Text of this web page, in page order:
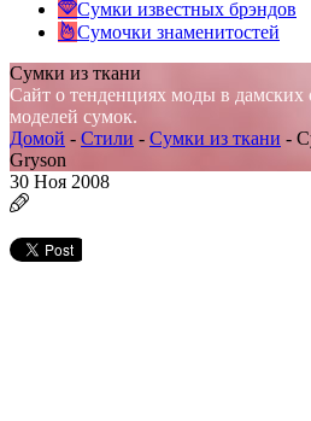
Сумки известных брэндов
Сумочки знаменитостей
Сумки из ткани
Сайт о тенденциях моды в
моделей сумок.
Домой - Стили - Сумки из ткани -
Gryson
30 Ноя 2008